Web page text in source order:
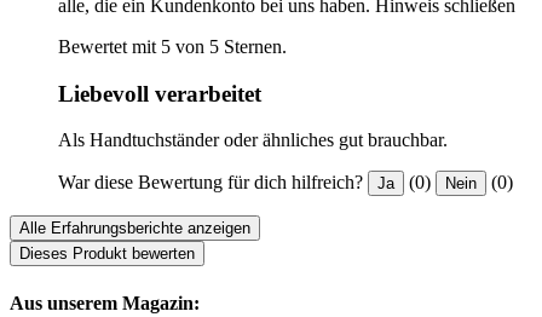
alle, die ein Kundenkonto bei uns haben. Hinweis schließen
Bewertet mit 5 von 5 Sternen.
Liebevoll verarbeitet
Als Handtuchständer oder ähnliches gut brauchbar.
War diese Bewertung für dich hilfreich? Ja (0) Nein (0)
Alle Erfahrungsberichte anzeigen
Dieses Produkt bewerten
Aus unserem Magazin: